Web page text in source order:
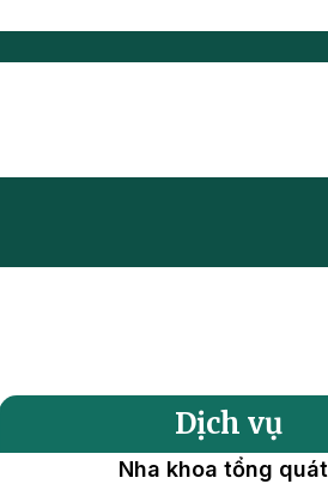
Dịch vụ
Nha khoa tổng quát